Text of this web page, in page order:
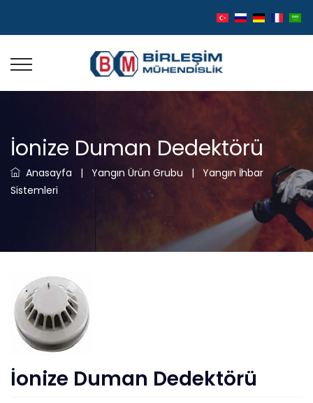
İonize Duman Dedektörü
Anasayfa | Yangın Ürün Grubu |
Yangın İhbar
Sistemleri
İonize Duman Dedektörü